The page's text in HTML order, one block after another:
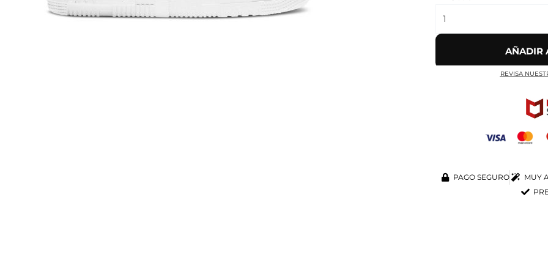
AÑADIR
REVISA
PAGO SEGURO
MUY